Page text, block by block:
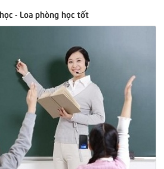
- Loa phòng học tốt